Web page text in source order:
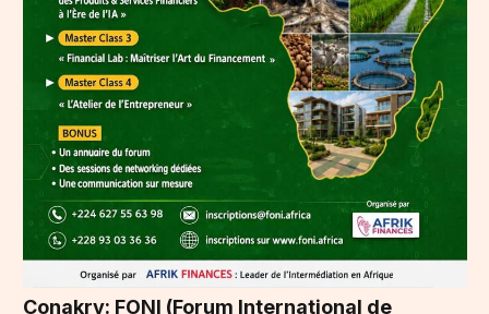
Conakry: FONI (Forum International de